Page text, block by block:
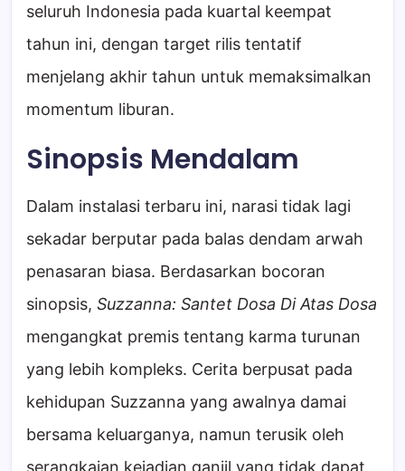
seluruh Indonesia pada kuartal keempat
tahun ini, dengan target rilis tentatif
menjelang akhir tahun untuk memaksimalkan
momentum liburan.
Sinopsis Mendalam
Dalam instalasi terbaru ini, narasi tidak lagi
sekadar berputar pada balas dendam arwah
penasaran biasa. Berdasarkan bocoran
sinopsis, Suzzanna: Santet Dosa Di Atas Dosa
mengangkat premis tentang karma turunan
yang lebih kompleks. Cerita berpusat pada
kehidupan Suzzanna yang awalnya damai
bersama keluarganya, namun terusik oleh
serangkaian kejadian ganjil yang tidak dapat